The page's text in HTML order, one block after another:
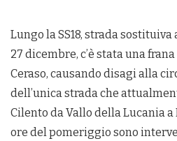
Lungo la SS18, strada
27 dicembre, c’è stata una
Ceraso, causando disagi alla
dell’unica strada che
Cilento da Vallo della Lucania
ore del pomeriggio sono